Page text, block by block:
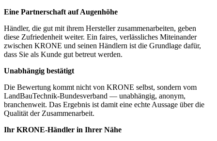
Eine Partnerschaft auf Augenhöhe
Händler, die gut mit ihrem Hersteller zusammenarbeiten, geben
diese Zufriedenheit weiter. Ein faires, verlässliches Miteinander
zwischen KRONE und seinen Händlern ist die Grundlage dafür,
dass Sie als Kunde gut betreut werden.
Unabhängig bestätigt
Die Bewertung kommt nicht von KRONE selbst, sondern vom
LandBauTechnik-Bundesverband — unabhängig, anonym,
branchenweit. Das Ergebnis ist damit eine echte Aussage über die
Qualität der Zusammenarbeit.
Ihr KRONE-Händler in Ihrer Nähe